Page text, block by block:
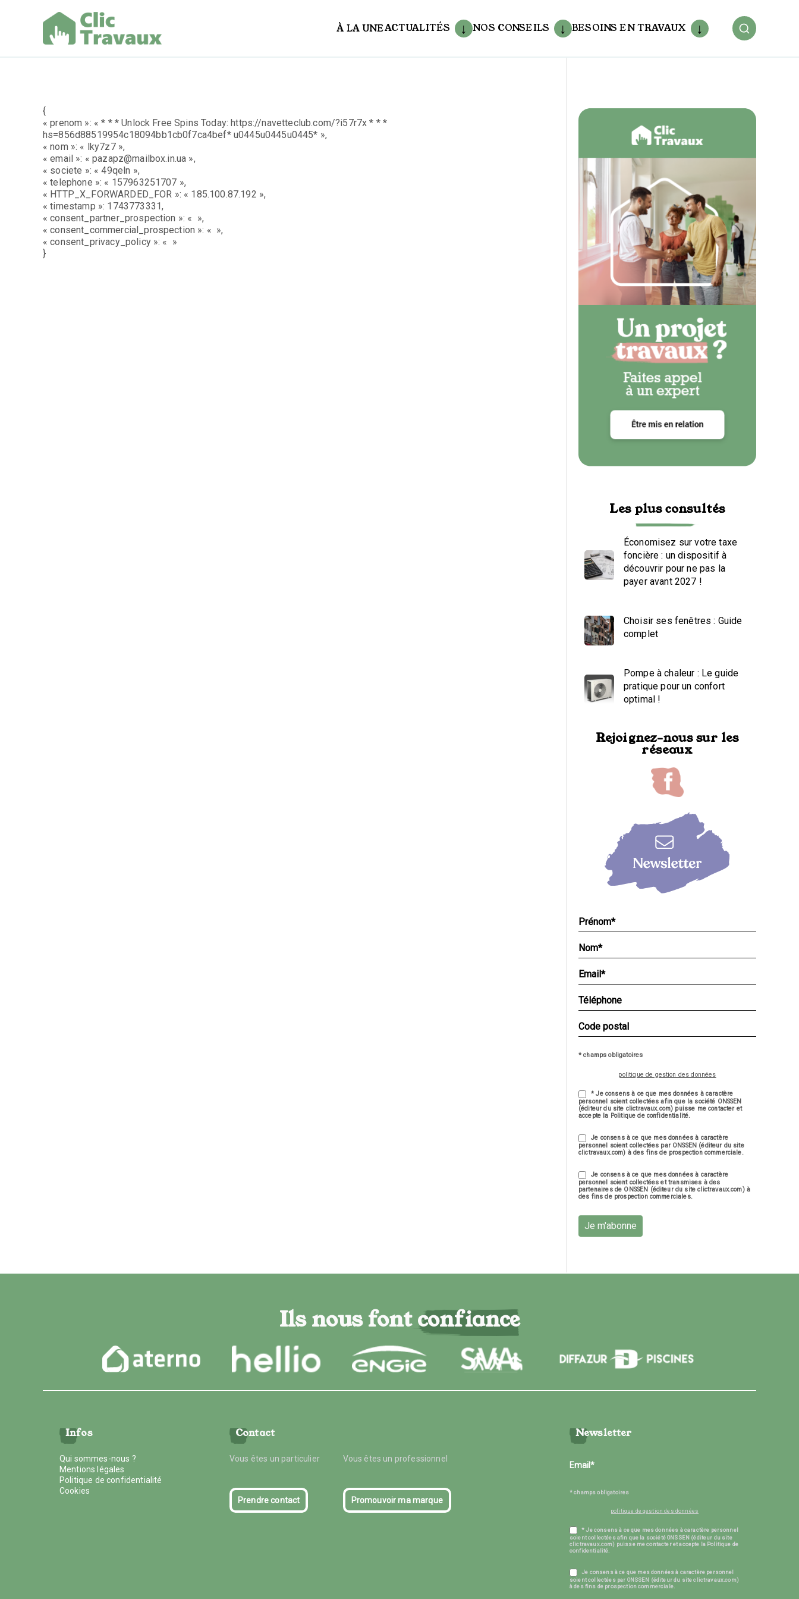
À LA UNEACTUALITÉS NOS CONSEILS BESOINS EN TRAVAUX
{
« prenom »: « * * * Unlock Free Spins Today: https://navetteclub.com/?i57r7x * * *
hs=856d88519954c18094bb1cb0f7ca4bef* u0445u0445u0445* »,
« nom »: « lky7z7 »,
« email »: « pazapz@mailbox.in.ua »,
« societe »: « 49qeln »,
« telephone »: « 157963251707 »,
« HTTP_X_FORWARDED_FOR »: « 185.100.87.192 »,
« timestamp »: 1743773331,
« consent_partner_prospection »: « »,
« consent_commercial_prospection »: « »,
« consent_privacy_policy »: « »
}
Les plus consultés
Économisez sur votre taxe
foncière : un dispositif à
découvrir pour ne pas la
payer avant 2027 !
Choisir ses fenêtres : Guide
complet
Pompe à chaleur : Le guide
pratique pour un confort
optimal !
Rejoignez-nous sur les
réseaux
* champs obligatoires
politique de gestion des données
* Je consens à ce que mes données à caractère
personnel soient collectées afin que la société ONSSEN
(éditeur du site clictravaux.com) puisse me contacter et
accepte la Politique de confidentialité.
Je consens à ce que mes données à caractère
personnel soient collectées par ONSSEN (éditeur du site
clictravaux.com) à des fins de prospection commerciale.
Je consens à ce que mes données à caractère
personnel soient collectées et transmises à des
partenaires de ONSSEN (éditeur du site clictravaux.com) à
des fins de prospection commerciales.
Je m'abonne
Ils nous font confiance
Infos
Qui sommes-nous ?
Mentions légales
Politique de confidentialité
Cookies
Contact
Vous êtes un particulier Vous êtes un professionnel
Prendre contact Promouvoir ma marque
Newsletter
* champs obligatoires
politique de gestion des données
* Je consens à ce que mes données à caractère personnel
soient collectées afin que la société ONSSEN (éditeur du site
clictravaux.com) puisse me contacter et accepte la Politique de
confidentialité.
Je consens à ce que mes données à caractère personnel
soient collectées par ONSSEN (éditeur du site clictravaux.com)
à des fins de prospection commerciale.